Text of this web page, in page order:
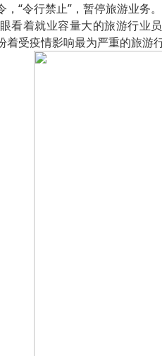
，“令行禁止”，暂停旅游业
看着就业容量大的旅游行业
受疫情影响最为严重的旅游